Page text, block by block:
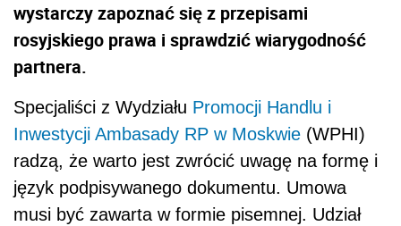
wystarczy zapoznać się z przepisami
rosyjskiego prawa i sprawdzić wiarygodność
partnera.
Specjaliści z Wydziału Promocji Handlu i
Inwestycji Ambasady RP w Moskwie (WPHI)
radzą, że warto jest zwrócić uwagę na formę i
język podpisywanego dokumentu. Umowa
musi być zawarta w formie pisemnej. Udział